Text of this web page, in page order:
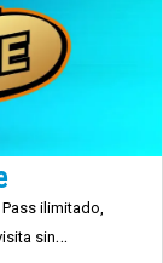
ilimitado,
sin